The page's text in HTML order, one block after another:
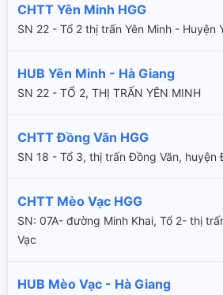
CHTT Yên Minh HGG
SN 22 - Tổ 2 thị trấn Yên Minh - Huyện
HUB Yên Minh - Hà Giang
SN 22 - TỔ 2, THỊ TRẤN YÊN MINH
CHTT Đồng Văn HGG
SN 18 - Tổ 3, thị trấn Đồng Văn, huyện
CHTT Mèo Vạc HGG
SN: 07A- đường Minh Khai, Tổ 2- thị
Vạc
HUB Mèo Vạc - Hà Giang